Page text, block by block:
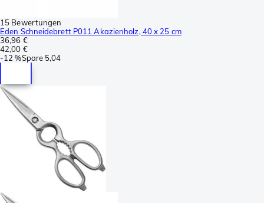
15 Bewertungen
Eden Schneidebrett P011 Akazienholz, 40 x 25 cm
36,96 €
42,00 €
-12 %Spare 5,04